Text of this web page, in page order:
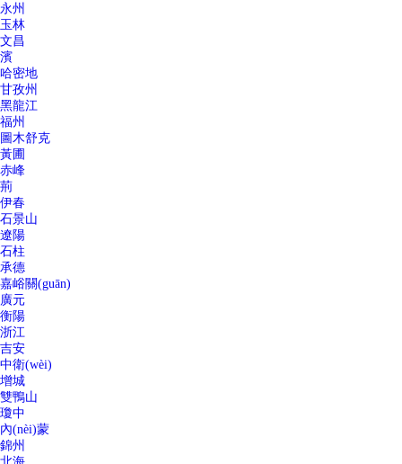
永州
玉林
文昌
濱
哈密地
甘孜州
黑龍江
福州
圖木舒克
黃圃
赤峰
荊
伊春
石景山
遼陽
石柱
承德
嘉峪關(guān)
廣元
衡陽
浙江
吉安
中衛(wèi)
增城
雙鴨山
瓊中
內(nèi)蒙
錦州